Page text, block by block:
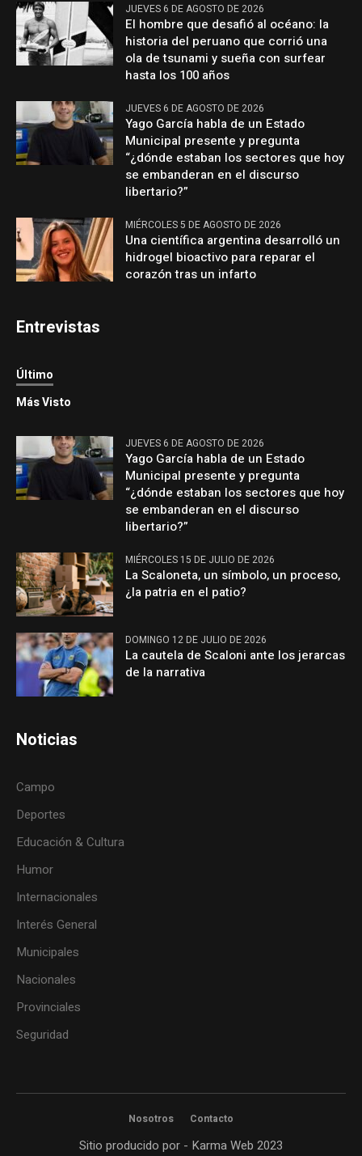
JUEVES 6 DE AGOSTO DE 2026
El hombre que desafió al océano: la
historia del peruano que corrió una
ola de tsunami y sueña con surfear
hasta los 100 años
JUEVES 6 DE AGOSTO DE 2026
Yago García habla de un Estado
Municipal presente y pregunta
“¿dónde estaban los sectores que hoy
se embanderan en el discurso
libertario?”
MIÉRCOLES 5 DE AGOSTO DE 2026
Una científica argentina desarrolló un
hidrogel bioactivo para reparar el
corazón tras un infarto
Entrevistas
Último
Más Visto
JUEVES 6 DE AGOSTO DE 2026
Yago García habla de un Estado
Municipal presente y pregunta
“¿dónde estaban los sectores que hoy
se embanderan en el discurso
libertario?”
MIÉRCOLES 15 DE JULIO DE 2026
La Scaloneta, un símbolo, un proceso,
¿la patria en el patio?
DOMINGO 12 DE JULIO DE 2026
La cautela de Scaloni ante los jerarcas
de la narrativa
Noticias
Campo
Deportes
Educación & Cultura
Humor
Internacionales
Interés General
Municipales
Nacionales
Provinciales
Seguridad
Nosotros Contacto
Sitio producido por - Karma Web 2023